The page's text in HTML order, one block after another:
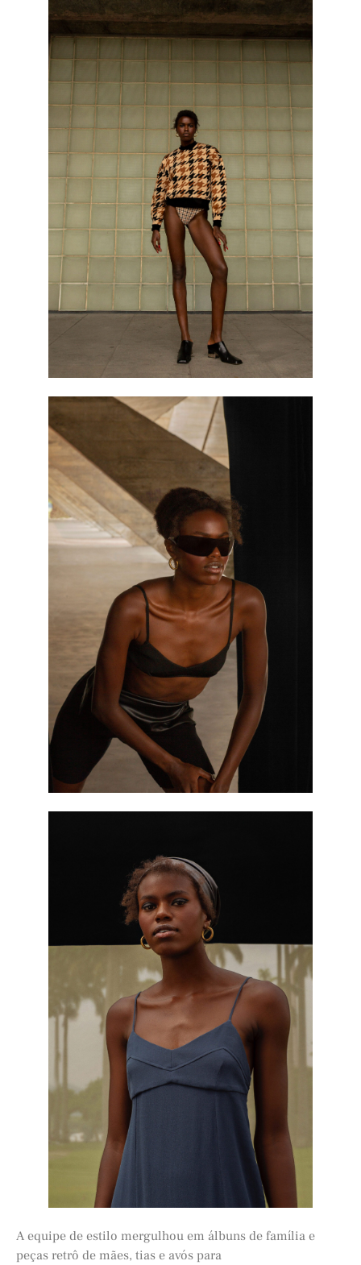
A equipe de estilo mergulhou em álbuns de família e
peças retrô de mães, tias e avós para